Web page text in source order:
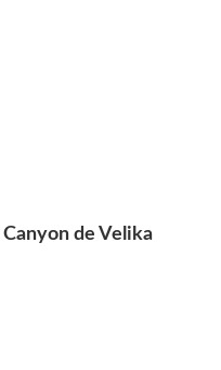
Canyon de Velika